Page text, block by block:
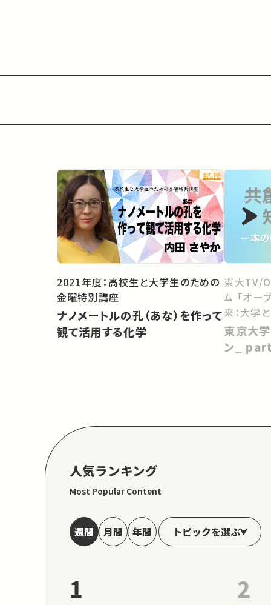
2021年度：高校生と大学生のための
金曜特別講座
ナノメートルの孔（あな）を作って
観て活用する化学
東大TV/
ム 「オー
来：大学
向けて」
東京大
ン_
人気ランキング
Most Popular Content
週間 月間 年間 トピックを選ぶ
1 2